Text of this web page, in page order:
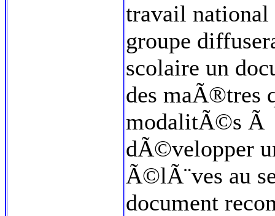
travail
groupe
scolaire un
des maÃ®tres
modalitÃ©s Ã
dÃ©velopper
Ã©lÃ¨ves au
document